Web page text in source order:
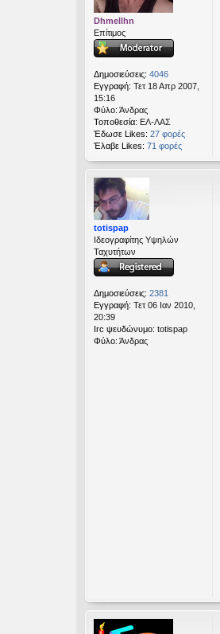
Dhmellhn
Επίτιμος
Δημοσιεύσεις: 4046
Εγγραφή: Τετ 18 Απρ 2007,
15:16
Φύλο: Άνδρας
Τοποθεσία: ΕΛ-ΛΑΣ
Έδωσε Likes: 27 φορές
Έλαβε Likes: 71 φορές
totispap
Ιδεογραφίτης Υψηλών
Ταχυτήτων
Δημοσιεύσεις: 2381
Εγγραφή: Τετ 06 Ιαν 2010,
20:39
Irc ψευδώνυμο: totispap
Φύλο: Άνδρας